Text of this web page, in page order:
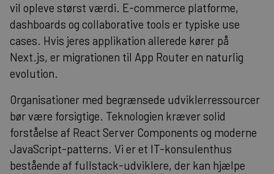
vil opleve størst værdi. E-commerce platforme,
dashboards og collaborative tools er typiske use
cases. Hvis jeres applikation allerede kører på
Next.js, er migrationen til App Router en naturlig
evolution.
Organisationer med begrænsede udviklerressourcer
bør være forsigtige. Teknologien kræver solid
forståelse af React Server Components og moderne
JavaScript-patterns. Vi er et IT-konsulenthus
bestående af fullstack-udviklere, der kan hjælpe